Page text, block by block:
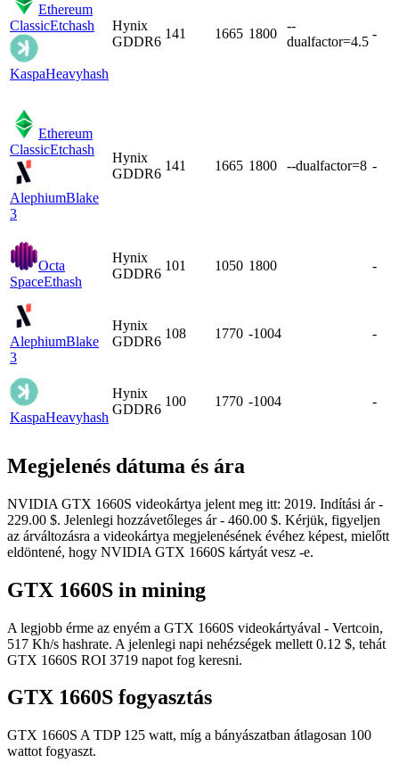
Ethereum
ClassicEtchash
KaspaHeavyhash
Hynix
GDDR6
141 1665 1800
--
dualfactor=4.5
-
Ethereum
ClassicEtchash
AlephiumBlake
3
Hynix
GDDR6
141 1665 1800 --dualfactor=8 -
Octa
SpaceEthash
Hynix
GDDR6
101 1050 1800 -
AlephiumBlake
3
Hynix
GDDR6
108 1770 -1004 -
KaspaHeavyhash
Hynix
GDDR6
100 1770 -1004 -
Megjelenés dátuma és ára
NVIDIA GTX 1660S videokártya jelent meg itt: 2019. Indítási ár -
229.00 $. Jelenlegi hozzávetőleges ár - 460.00 $. Kérjük, figyeljen
az árváltozásra a videokártya megjelenésének évéhez képest, mielőtt
eldöntené, hogy NVIDIA GTX 1660S kártyát vesz -e.
GTX 1660S in mining
A legjobb érme az enyém a GTX 1660S videokártyával - Vertcoin,
517 Kh/s hashrate. A jelenlegi napi nehézségek mellett 0.12 $, tehát
GTX 1660S ROI 3719 napot fog keresni.
GTX 1660S fogyasztás
GTX 1660S A TDP 125 watt, míg a bányászatban átlagosan 100
wattot fogyaszt.